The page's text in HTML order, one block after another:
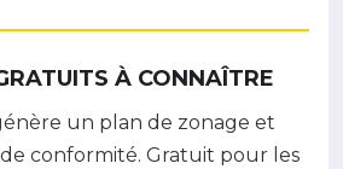
À CONNAÎTRE
un plan de zonage et
conformité. Gratuit pour les